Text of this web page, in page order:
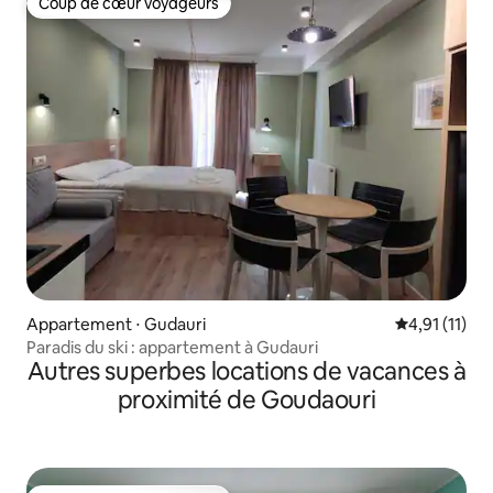
Coup de cœur voyageurs
Appartement ⋅ Gudauri Évaluation
4,91 (11)
Paradis du ski : appartement à Gudauri
Autres superbes locations de vacances à
proximité de Goudaouri